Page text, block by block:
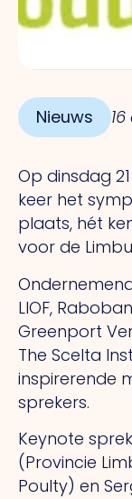
Nieuws
Op dinsdag
keer het
plaats, hét
voor de
LIOF,
Greenport
The Scelta
inspirerende
sprekers.
Keynote
(Provincie
Poulty) en